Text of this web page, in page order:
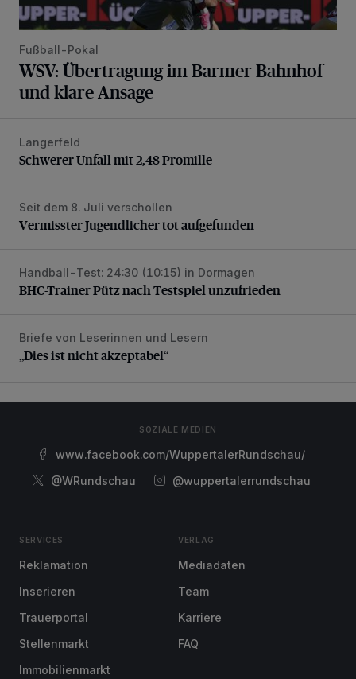
Fußball-Pokal
WSV: Übertragung im Barmer Bahnhof
und klare Ansage
Schwerer Unfall mit 2,48 Promille
Langerfeld
Schwerer Unfall mit 2,48 Promille
Vermisster Jugendlicher tot aufgefunden
Seit dem 8. Juli verschollen
Vermisster Jugendlicher tot aufgefunden
BHC-Trainer Pütz nach Testspiel unzufrieden
Handball-Test: 24:30 (10:15) in Dormagen
BHC-Trainer Pütz nach Testspiel unzufrieden
„Dies ist nicht akzeptabel“
Briefe von Leserinnen und Lesern
„Dies ist nicht akzeptabel“
SOZIALE MEDIEN
www.facebook.com/WuppertalerRundschau/
@WRundschau
@wuppertalerrundschau
SERVICES
Reklamation
Inserieren
Trauerportal
Stellenmarkt
Immobilienmarkt
VERLAG
Mediadaten
Team
Karriere
FAQ